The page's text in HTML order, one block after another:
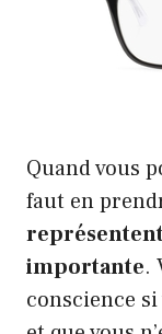
Quand vous
faut en
importante.
conscience